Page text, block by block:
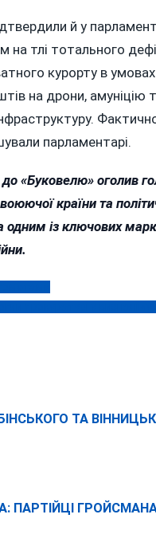
й у
на тлі тотального
курорту в
на дрони,
парламентарі.
«Буковелю» оголив
країни та
із ключових
ТА
ПАРТІЙЦІ